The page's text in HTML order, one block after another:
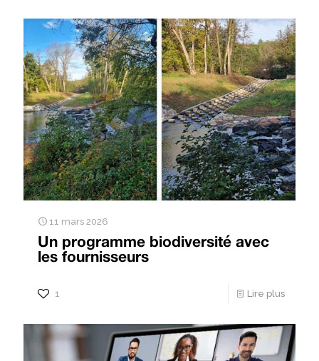
11 mars 2026
Un programme biodiversité avec
les fournisseurs
1 Lire plus